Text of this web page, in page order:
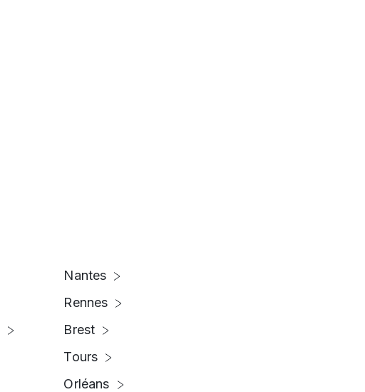
Nantes
Rennes
Brest
Tours
Orléans